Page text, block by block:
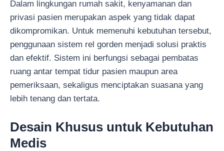
Dalam lingkungan rumah sakit, kenyamanan dan
privasi pasien merupakan aspek yang tidak dapat
dikompromikan. Untuk memenuhi kebutuhan tersebut,
penggunaan sistem rel gorden menjadi solusi praktis
dan efektif. Sistem ini berfungsi sebagai pembatas
ruang antar tempat tidur pasien maupun area
pemeriksaan, sekaligus menciptakan suasana yang
lebih tenang dan tertata.
Desain Khusus untuk Kebutuhan
Medis